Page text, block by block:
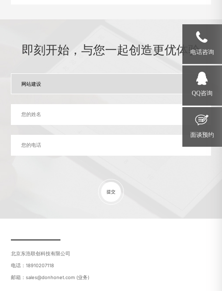
即刻开始，与您一起创造更优体验
提交
北京东浩联创科技有限公司
电话：18910207118
邮箱：sales@donhonet.com (业务)
电话咨询
QQ咨询
面谈预约